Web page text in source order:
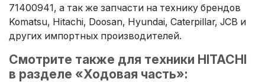
71400941, а так же запчасти на технику брендов
Komatsu, Hitachi, Doosan, Hyundai, Caterpillar, JCB и
других импортных производителей.
Смотрите также для техники HITACHI
в разделе «Ходовая часть»: